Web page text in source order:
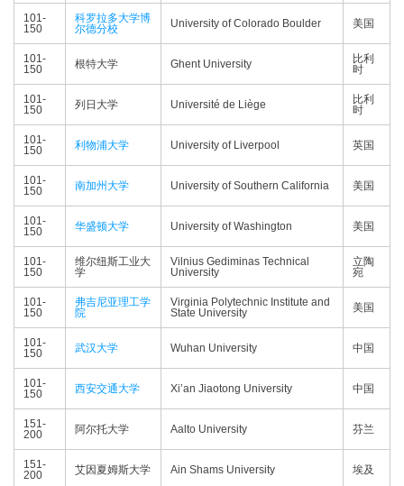
101-
150
科罗拉多大学博
尔德分校
University of Colorado Boulder 美国
101-
150
根特大学 Ghent University
比利
时
101-
150
列日大学 Université de Liège
比利
时
101-
150
利物浦大学 University of Liverpool 英国
101-
150
南加州大学 University of Southern California 美国
101-
150
华盛顿大学 University of Washington 美国
101-
150
维尔纽斯工业大
学
Vilnius Gediminas Technical
University
立陶
宛
101-
150
弗吉尼亚理工学
院
Virginia Polytechnic Institute and
State University
美国
101-
150
武汉大学 Wuhan University 中国
101-
150
西安交通大学 Xi’an Jiaotong University 中国
151-
200
阿尔托大学 Aalto University 芬兰
151-
200
艾因夏姆斯大学 Ain Shams University 埃及